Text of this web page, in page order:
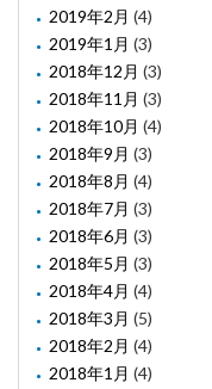
2019年2月 (4)
2019年1月 (3)
2018年12月 (3)
2018年11月 (3)
2018年10月 (4)
2018年9月 (3)
2018年8月 (4)
2018年7月 (3)
2018年6月 (3)
2018年5月 (3)
2018年4月 (4)
2018年3月 (5)
2018年2月 (4)
2018年1月 (4)